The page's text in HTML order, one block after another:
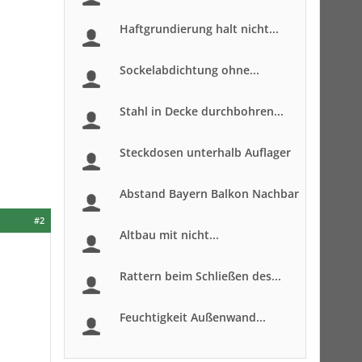
#2
Haftgrundierung halt nicht...
Sockelabdichtung ohne...
Stahl in Decke durchbohren...
Steckdosen unterhalb Auflager
Abstand Bayern Balkon Nachbar
Altbau mit nicht...
Rattern beim Schließen des...
Feuchtigkeit Außenwand...